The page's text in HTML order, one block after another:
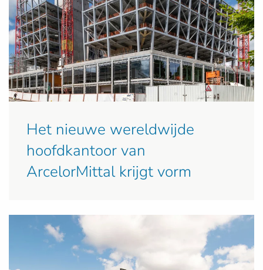
Het nieuwe wereldwijde
hoofdkantoor van
ArcelorMittal krijgt vorm